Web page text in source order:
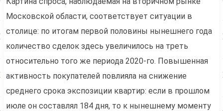
Московской области, соответствует ситуации в
столице: по итогам первой половины нынешнего года
количество сделок здесь увеличилось на треть
относительно того же периода 2020-го. Повышенная
активность покупателей повлияла на снижение
среднего срока экспозиции квартир: если в прошлом
июле он составлял 184 дня, то к нынешнему моменту